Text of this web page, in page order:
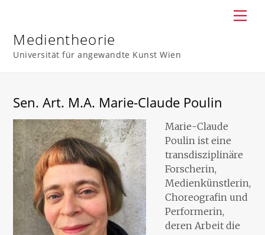
content
Medientheorie
Universität für angewandte Kunst Wien
Sen. Art. M.A. Marie-Claude Poulin
Marie-Claude
Poulin ist eine
transdisziplinäre
Forscherin,
Medienkünstlerin,
Choreografin und
Performerin,
deren Arbeit die